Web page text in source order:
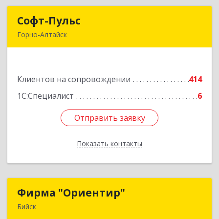
Софт-Пульс
Горно-Алтайск
Клиентов на сопровождении
414
1С:Специалист
6
Отправить заявку
Показать контакты
Подробнее
Отправить заявку
Назад
Фирма "Ориентир"
Бийск
Фирма "Ориентир"